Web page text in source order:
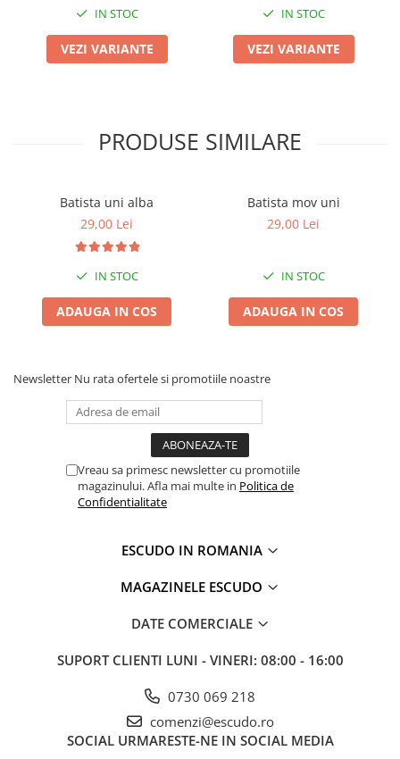
IN STOC
VEZI VARIANTE
IN STOC
VEZI VARIANTE
PRODUSE SIMILARE
Batista uni alba
29,00 Lei
IN STOC
ADAUGA IN COS
Batista mov uni
29,00 Lei
IN STOC
ADAUGA IN COS
Newsletter Nu rata ofertele si promotiile noastre
Vreau sa primesc newsletter cu promotiile
magazinului. Afla mai multe in Politica de
Confidentialitate
ESCUDO IN ROMANIA
MAGAZINELE ESCUDO
DATE COMERCIALE
SUPORT CLIENTI LUNI - VINERI: 08:00 - 16:00
0730 069 218
comenzi@escudo.ro
SOCIAL URMARESTE-NE IN SOCIAL MEDIA